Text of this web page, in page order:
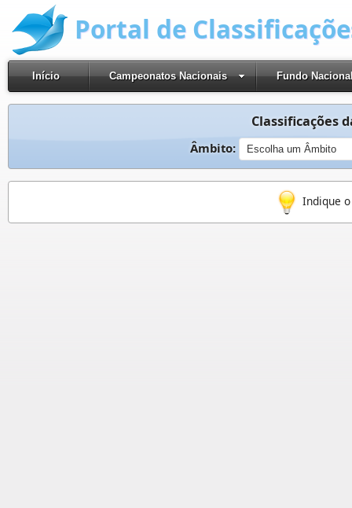
Portal de
Início Campeonatos Nacionais Fundo
Classificações
Âmbito:
Indique